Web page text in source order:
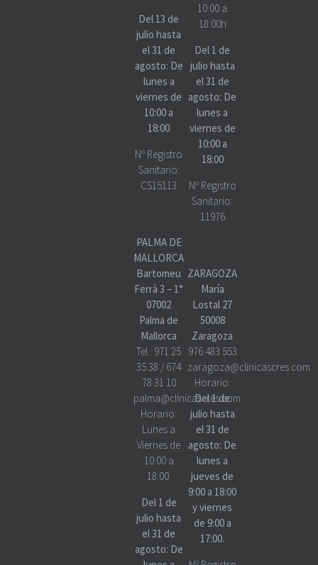
Del 13 de
julio hasta
el 31 de
agosto: De
lunes a
viernes de
10:00 a
18:00
Nº Registro
Sanitario:
CS15113
PALMA DE
MALLORCA
Bartomeu
Ferrà 3 – 1°
07002
Palma de
Mallorca
Tel.: 971 25
35 38 / 674
78 31 10
palma@clinicascres.com
Horario:
Lunes a
Viernes de
10:00 a
18:00.
Del 1 de
julio hasta
el 31 de
agosto: De
10:00 a
18:00h
Del 1 de
julio hasta
el 31 de
agosto: De
lunes a
viernes de
10:00 a
18:00
Nº Registro
Sanitario:
11976
ZARAGOZA
María
Lostal 27
50008
Zaragoza
976 483 553
zaragoza@clinicascres.com
Horario:
Del 1 de
julio hasta
el 31 de
agosto: De
lunes a
jueves de
9:00 a 18:00
y viernes
de 9:00 a
17:00.